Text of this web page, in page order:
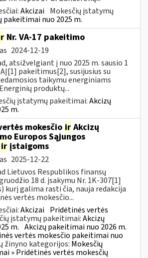
Akcizai Mokesčių įstatymų
pakeitimai nuo 2025 m.
Nr. VA-17 pakeitimo
2024-12-19
atsižvelgiant į nuo 2025 m. sausio 1
pakeitimus[2], susijusius su
taikymu energiniams
produktų...
įstatymų pakeitimai:Akcizų
m.
mokesčio ir Akcizų
Europos Sąjungos
ir įstaigoms
2025-12-22
Lietuvos Respublikos finansų
18 d. įsakymu Nr. 1K-307[1]
kurį galima rasti čia, nauja redakcija
vertės mokesčio...
Akcizai Pridėtinės vertės
įstatymų pakeitimai:Akcizų
m. Akcizų pakeitimai nuo 2026 m.
vertės mokesčio pakeitimai nuo
žinyno kategorijos: Mokesčių
» Pridėtinės vertės mokesčių